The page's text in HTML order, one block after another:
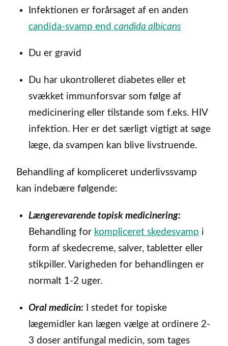
Infektionen er forårsaget af en anden
candida-svamp end candida albicans
Du er gravid
Du har ukontrolleret diabetes eller et
svækket immunforsvar som følge af
medicinering eller tilstande som f.eks. HIV
infektion. Her er det særligt vigtigt at søge
læge, da svampen kan blive livstruende.
Behandling af kompliceret underlivssvamp
kan indebære følgende:
Længerevarende topisk medicinering:
Behandling for kompliceret skedesvamp i
form af skedecreme, salver, tabletter eller
stikpiller. Varigheden for behandlingen er
normalt 1-2 uger.
Oral medicin: I stedet for topiske
lægemidler kan lægen vælge at ordinere 2-
3 doser antifungal medicin, som tages